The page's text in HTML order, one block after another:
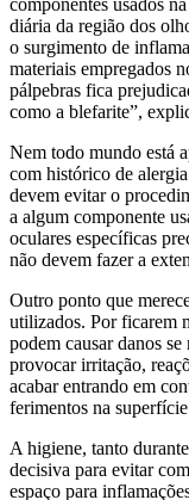
diária da região dos
o surgimento de
materiais empregados
pálpebras fica
como a blefarite”,
Nem todo mundo está
com histórico de
devem evitar o
a algum componente
oculares específicas
não devem fazer a
Outro ponto que
utilizados. Por ficarem
podem causar danos
provocar irritação,
acabar entrando em
ferimentos na
A higiene, tanto
decisiva para evitar
espaço para